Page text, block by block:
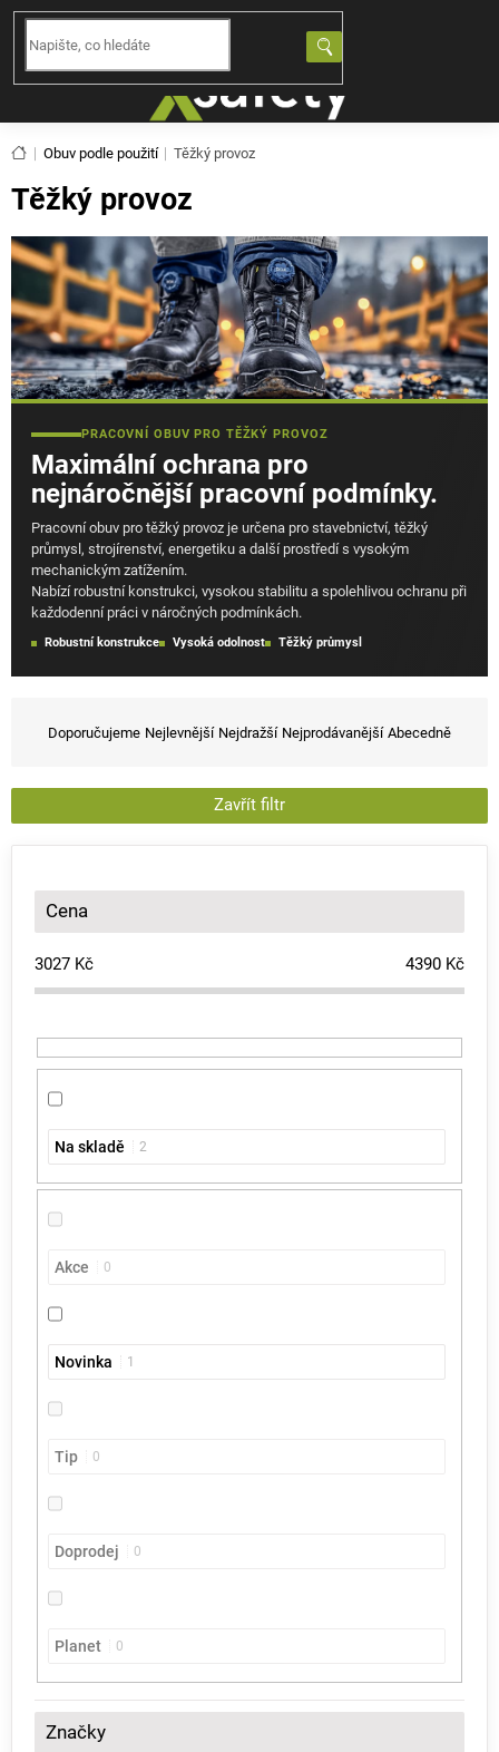
Přejít
obsah
Domů
Obuv podle použití Těžký provoz
Těžký provoz
PRACOVNÍ OBUV PRO TĚŽKÝ PROVOZ
Maximální ochrana pro
nejnáročnější pracovní podmínky.
Pracovní obuv pro těžký provoz je určena pro stavebnictví, těžký
průmysl, strojírenství, energetiku a další prostředí s vysokým
mechanickým zatížením.
Nabízí robustní konstrukci, vysokou stabilitu a spolehlivou ochranu při
každodenní práci v náročných podmínkách.
Robustní konstrukce Vysoká odolnost Těžký průmysl
a
e
í
o
d
u
k
t
Doporučujeme Nejlevnější Nejdražší Nejprodávanější Abecedně
Zavřít filtr
Cena
3027 Kč 4390 Kč
Na skladě 2
Akce 0
Novinka 1
Tip 0
Doprodej 0
Planet 0
Značky